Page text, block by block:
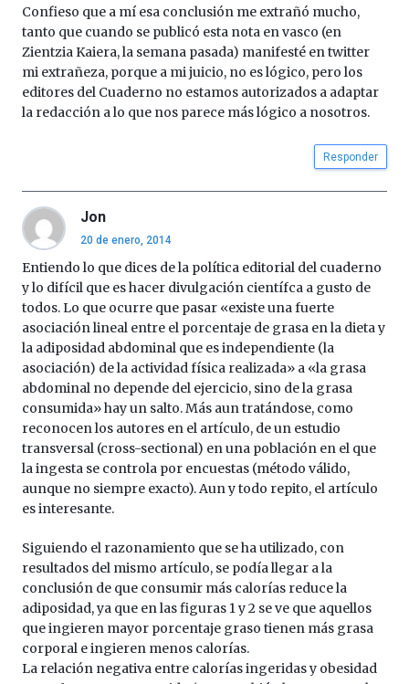
Confieso que a mí esa conclusión me extrañó mucho,
tanto que cuando se publicó esta nota en vasco (en
Zientzia Kaiera, la semana pasada) manifesté en twitter
mi extrañeza, porque a mi juicio, no es lógico, pero los
editores del Cuaderno no estamos autorizados a adaptar
la redacción a lo que nos parece más lógico a nosotros.
Responder
Jon
20 de enero, 2014
Entiendo lo que dices de la política editorial del cuaderno
y lo difícil que es hacer divulgación científca a gusto de
todos. Lo que ocurre que pasar «existe una fuerte
asociación lineal entre el porcentaje de grasa en la dieta y
la adiposidad abdominal que es independiente (la
asociación) de la actividad física realizada» a «la grasa
abdominal no depende del ejercicio, sino de la grasa
consumida» hay un salto. Más aun tratándose, como
reconocen los autores en el artículo, de un estudio
transversal (cross-sectional) en una población en el que
la ingesta se controla por encuestas (método válido,
aunque no siempre exacto). Aun y todo repito, el artículo
es interesante.
Siguiendo el razonamiento que se ha utilizado, con
resultados del mismo artículo, se podía llegar a la
conclusión de que consumir más calorías reduce la
adiposidad, ya que en las figuras 1 y 2 se ve que aquellos
que ingieren mayor porcentaje graso tienen más grasa
corporal e ingieren menos calorías.
La relación negativa entre calorías ingeridas y obesidad